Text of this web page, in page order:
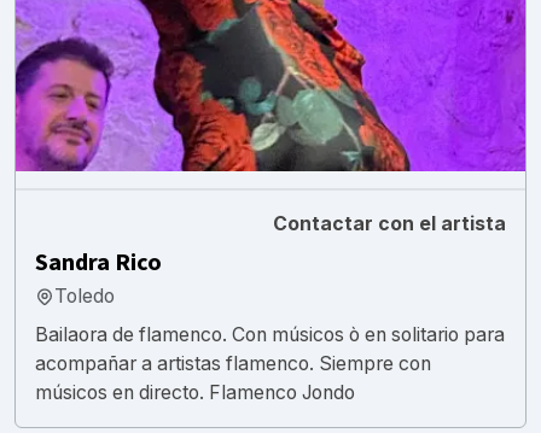
Contactar con el artista
Sandra Rico
Toledo
Bailaora de flamenco. Con músicos ò en solitario para
acompañar a artistas flamenco. Siempre con
músicos en directo. Flamenco Jondo